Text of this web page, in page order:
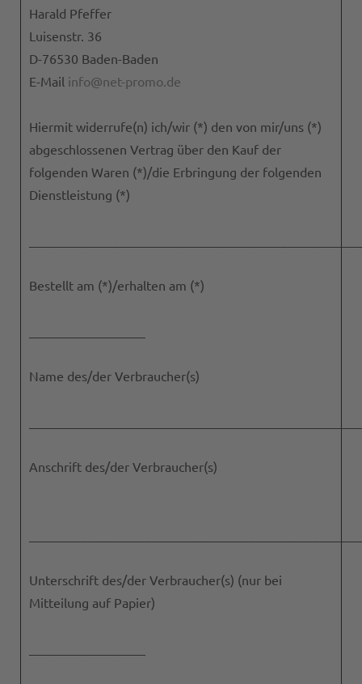
Harald Pfeffer
Luisenstr. 36
D-76530 Baden-Baden
E-Mail info@net-promo.de
Hiermit widerrufe(n) ich/wir (*) den von mir/uns (*)
abgeschlossenen Vertrag über den Kauf der
folgenden Waren (*)/die Erbringung der folgenden
Dienstleistung (*)
Bestellt am (*)/erhalten am (*)
Name des/der Verbraucher(s)
Anschrift des/der Verbraucher(s)
Unterschrift des/der Verbraucher(s) (nur bei
Mitteilung auf Papier)